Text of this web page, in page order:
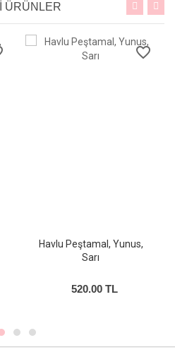
ÜRÜNLER
favorite_border
Havlu Peştamal, Yunus,
Sarı
520.00 TL